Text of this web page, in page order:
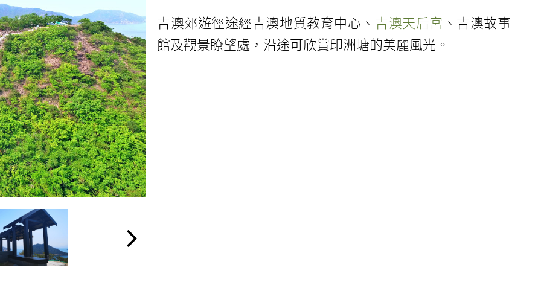
吉澳郊遊徑途經吉澳地質教育中心、 吉澳天后宮 、吉澳故事
館及觀景瞭望處，沿途可欣賞印洲塘的美麗風光。